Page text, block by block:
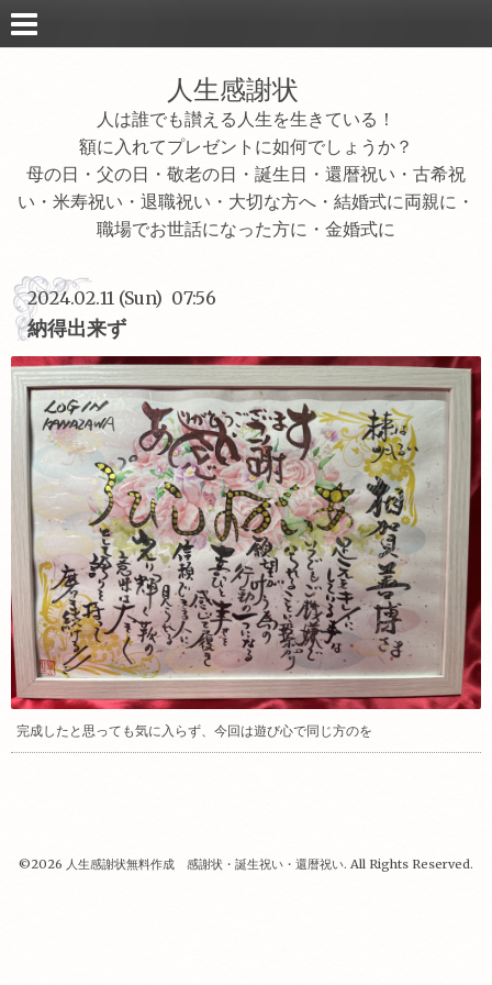
人生感謝状
人は誰でも讃える人生を生きている！
額に入れてプレゼントに如何でしょうか？
母の日・父の日・敬老の日・誕生日・還暦祝い・古希祝
い・米寿祝い・退職祝い・大切な方へ・結婚式に両親に・
職場でお世話になった方に・金婚式に
2024.02.11 (Sun) 07:56
納得出来ず
完成したと思っても気に入らず、今回は遊び心で同じ方のを
©2026 人生感謝状無料作成 感謝状・誕生祝い・還暦祝い. All Rights Reserved.